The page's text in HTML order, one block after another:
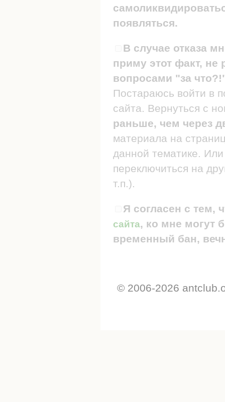
появляться.
В случае отказа
приму этот факт, не
вопросами "за
Постараюсь войти в
сайта. Вернуться с
раньше, чем через
материала на
данной тематике.
переключиться на
т.п.).
Я согласен с тем,
сайта, ко мне могут
временный бан,
© 2006-2026